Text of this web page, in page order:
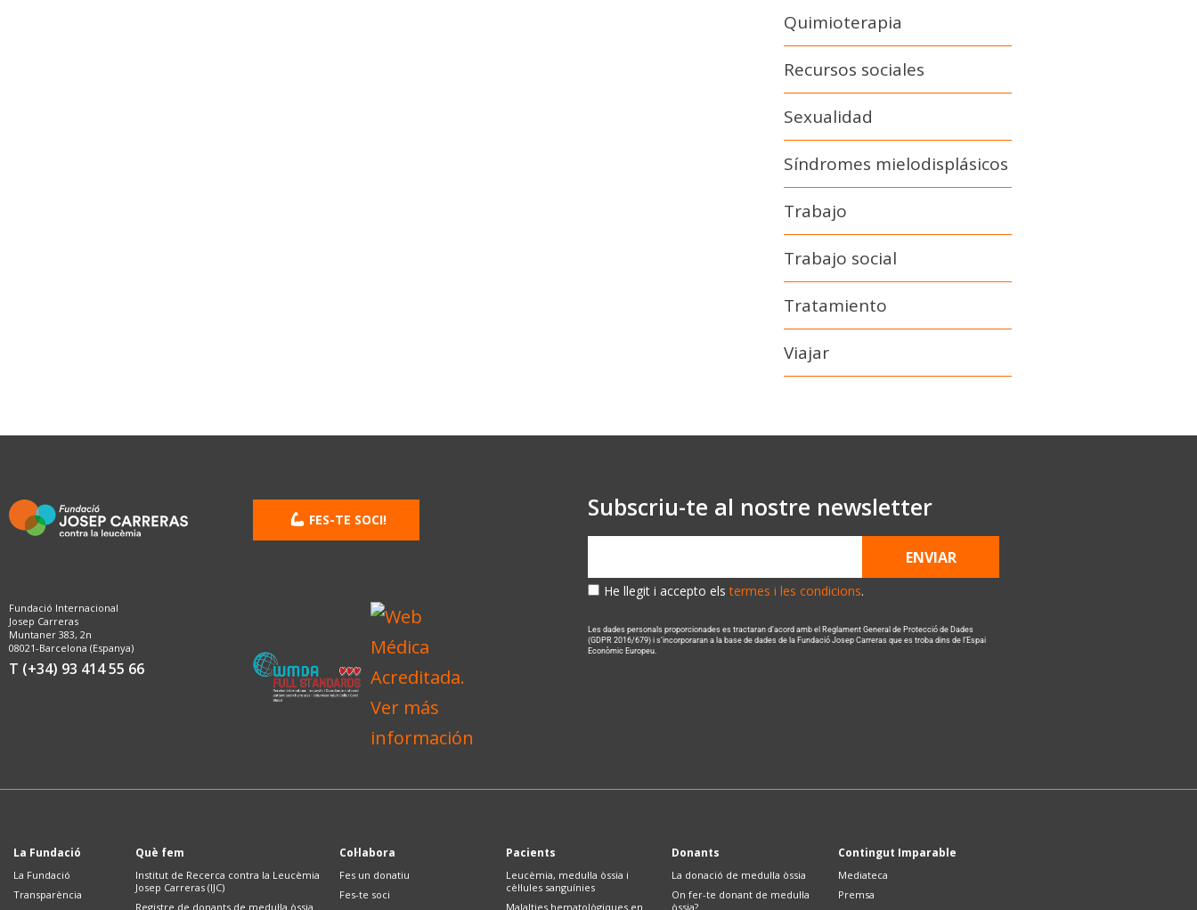
Quimioterapia
Recursos sociales
Sexualidad
Síndromes mielodisplásicos
Trabajo
Trabajo social
Tratamiento
Viajar
Fundació Internacional
Josep Carreras
Muntaner 383, 2n
08021-Barcelona (Espanya)
T (+34) 93 414 55 66
FES-TE SOCI! Subscriu-te al nostre newsletter
He llegit i accepto elstermes i les condicions.
ENVIAR
Les dades personals proporcionades es tractaran d’acord amb el Reglament General de Protecció de Dades
(GDPR 2016/679) i s’incorporaran a la base de dades de la Fundació Josep Carreras que es troba dins de l’Espai
Econòmic Europeu.
La Fundació
La Fundació
Transparència
Què fem
Institut de Recerca contra la Leucèmia
Josep Carreras (IJC)
Registre de donants de medul·la òssia
Col·labora
Fes un donatiu
Fes-te soci
Pacients
Leucèmia, medul·la òssia i
cèl·lules sanguínies
Malalties hematològiques en
Donants
La donació de medul·la òssia
On fer-te donant de medul·la
òssia?
Contingut Imparable
Mediateca
Premsa